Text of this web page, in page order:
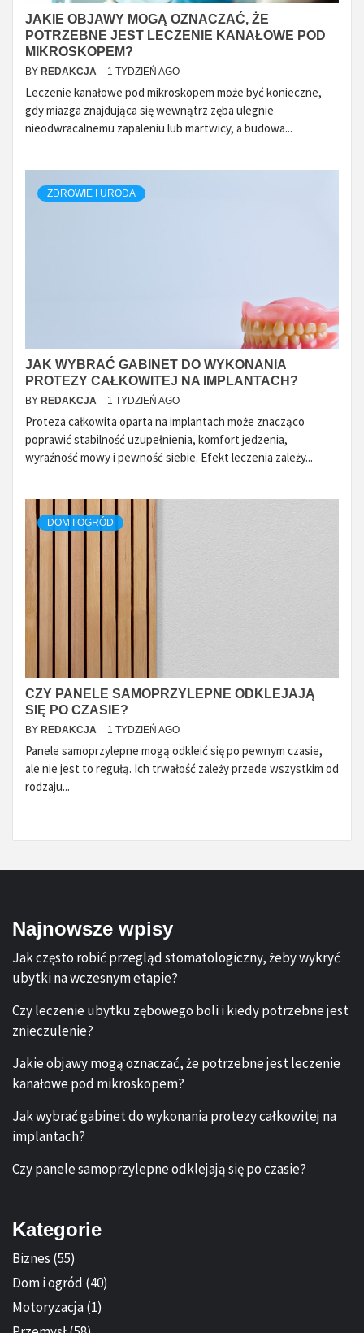
JAKIE OBJAWY MOGĄ OZNACZAĆ, ŻE
POTRZEBNE JEST LECZENIE KANAŁOWE POD
MIKROSKOPEM?
BY REDAKCJA 1 TYDZIEŃ AGO
Leczenie kanałowe pod mikroskopem może być konieczne,
gdy miazga znajdująca się wewnątrz zęba ulegnie
nieodwracalnemu zapaleniu lub martwicy, a budowa...
ZDROWIE I URODA
JAK WYBRAĆ GABINET DO WYKONANIA
PROTEZY CAŁKOWITEJ NA IMPLANTACH?
BY REDAKCJA 1 TYDZIEŃ AGO
Proteza całkowita oparta na implantach może znacząco
poprawić stabilność uzupełnienia, komfort jedzenia,
wyraźność mowy i pewność siebie. Efekt leczenia zależy...
DOM I OGRÓD
CZY PANELE SAMOPRZYLEPNE ODKLEJAJĄ
SIĘ PO CZASIE?
BY REDAKCJA 1 TYDZIEŃ AGO
Panele samoprzylepne mogą odkleić się po pewnym czasie,
ale nie jest to regułą. Ich trwałość zależy przede wszystkim od
rodzaju...
Najnowsze wpisy
Jak często robić przegląd stomatologiczny, żeby wykryć
ubytki na wczesnym etapie?
Czy leczenie ubytku zębowego boli i kiedy potrzebne jest
znieczulenie?
Jakie objawy mogą oznaczać, że potrzebne jest leczenie
kanałowe pod mikroskopem?
Jak wybrać gabinet do wykonania protezy całkowitej na
implantach?
Czy panele samoprzylepne odklejają się po czasie?
Kategorie
Biznes (55)
Dom i ogród (40)
Motoryzacja(1)